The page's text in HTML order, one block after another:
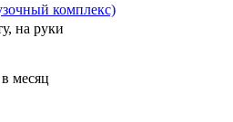
комплекс)
на руки
месяц